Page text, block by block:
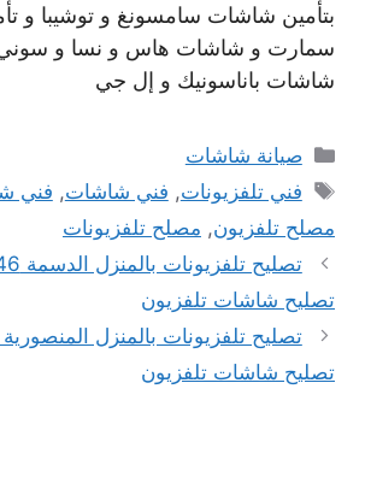
بتأمين شاشات سامسونغ و توشيبا و
سمارت و شاشات هاس و نسا و سوني
شاشات باناسونيك و إل جي
التصنيفات
صيانة شاشات
الوسوم
فني تلفزيونات, فني شاشات, فني
مصلح تلفزيون, مصلح تلفزيونات
تصليح
تصليح شاشات تلفزيون
تصليح شاشات تلفزيون